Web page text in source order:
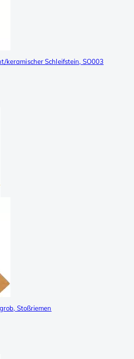
keramischer Schleifstein, SO003
Stoßriemen